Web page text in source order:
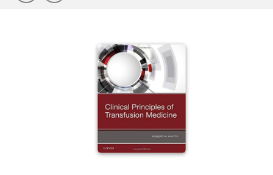
گیلان)نسبت به سایر روشهای ارسال سریعتر می باشد. در صورت انتخاب
ارسال با پست تیپاکس، هزینه حمل به عهده مشتری خواهد بود.
سرویس‌دهی تیپاکس در بیش از 80 شهر که تک مسیره هستند به طور
معمول 24 ساعته است. شهرهایی که دومسیره یا راه دور هستند، معمولاً